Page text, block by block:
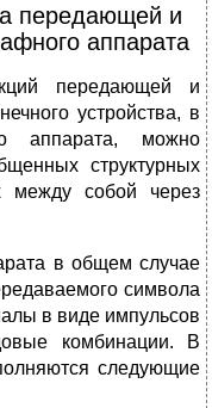
передающей и
аппарата
передающей и
устройства, в
аппарата, можно
структурных
между собой через
в общем случае
сим­вола
в виде импульсов
комбина­ции. В
следующие